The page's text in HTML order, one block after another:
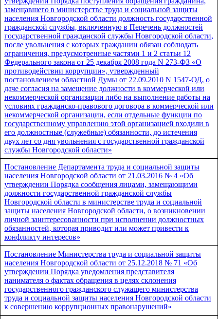
замещавшего в министерстве труда и социальной защиты
населения Новгородской области должность государственной
гражданской службы, включенную в Перечень должностей
государственной гражданской службы Новгородской области,
после увольнения с которых гражданин обязан соблюдать
ограничения, предусмотренные частями 1 и 2 статьи 12
Федерального закона от 25 декабря 2008 года N 273-ФЗ «О
противодействии коррупции», утвержденный
постановлением областной Думы от 22.09.2010 N 1547-ОД, о
даче согласия на замещение должности в коммерческой или
некоммерческой организации либо на выполнение работы на
условиях гражданско-правового договора в коммерческой или
некоммерческой организации, если отдельные функции по
государственному управлению этой организацией входили в
его должностные (служебные) обязанности, до истечения
двух лет со дня увольнения с государственной гражданской
службы Новгородской области»
Постановление Департамента труда и социальной защиты
населения Новгородской области от 21.03.2016 № 4 «Об
утверждении Порядка сообщения лицами, замещающими
должности государственной гражданской службы
Новгородской области в министерстве труда и социальной
защиты населения Новгородской области, о возникновении
личной заинтересованности при исполнении должностных
обязанностей, которая приводит или может привести к
конфликту интересов»
Постановление Министерства труда и социальной защиты
населения Новгородской области от 25.12.2018 № 71 «Об
утверждении Порядка уведомления представителя
нанимателя о фактах обращения в целях склонения
государственного гражданского служащего министерства
труда и социальной защиты населения Новгородской области
к совершению коррупционных правонарушений»